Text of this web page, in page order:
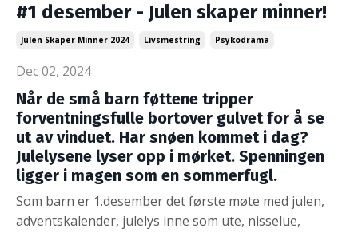
#1 desember - Julen skaper minner!
Julen Skaper Minner 2024 Livsmestring Psykodrama
Dec 02, 2024
Når de små barn føttene tripper
forventningsfulle bortover gulvet for å se
ut av vinduet. Har snøen kommet i dag?
Julelysene lyser opp i mørket. Spenningen
ligger i magen som en sommerfugl.
Som barn er 1.desember det første møte med julen,
adventskalender, julelys inne som ute, nisselue,